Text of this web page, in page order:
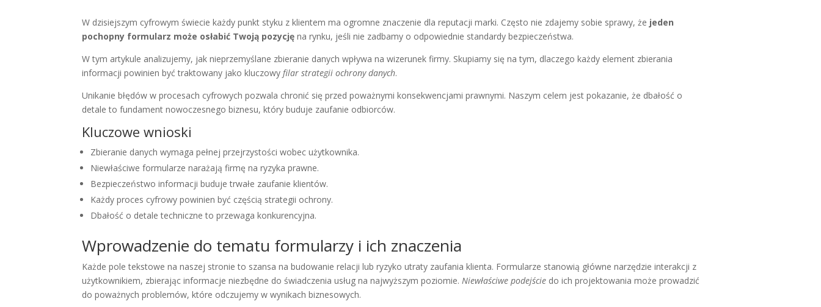
W dzisiejszym cyfrowym świecie każdy punkt styku z klientem ma ogromne znaczenie dla reputacji marki. Często nie zdajemy sobie sprawy, że jeden
pochopny formularz może osłabić Twoją pozycję na rynku, jeśli nie zadbamy o odpowiednie standardy bezpieczeństwa.
W tym artykule analizujemy, jak nieprzemyślane zbieranie danych wpływa na wizerunek firmy. Skupiamy się na tym, dlaczego każdy element zbierania
informacji powinien być traktowany jako kluczowyfilar strategii ochrony danych.
Unikanie błędów w procesach cyfrowych pozwala chronić się przed poważnymi konsekwencjami prawnymi. Naszym celem jest pokazanie, że dbałość o
detale to fundament nowoczesnego biznesu, który buduje zaufanie odbiorców.
Kluczowe wnioski
Zbieranie danych wymaga pełnej przejrzystości wobec użytkownika.
Niewłaściwe formularze narażają firmę na ryzyka prawne.
Bezpieczeństwo informacji buduje trwałe zaufanie klientów.
Każdy proces cyfrowy powinien być częścią strategii ochrony.
Dbałość o detale techniczne to przewaga konkurencyjna.
Wprowadzenie do tematu formularzy i ich znaczenia
Każde pole tekstowe na naszej stronie to szansa na budowanie relacji lub ryzyko utraty zaufania klienta. Formularze stanowią główne narzędzie interakcji z
użytkownikiem, zbierając informacje niezbędne do świadczenia usług na najwyższym poziomie.Niewłaściwe podejście do ich projektowania może prowadzić
do poważnych problemów, które odczujemy w wynikach biznesowych.